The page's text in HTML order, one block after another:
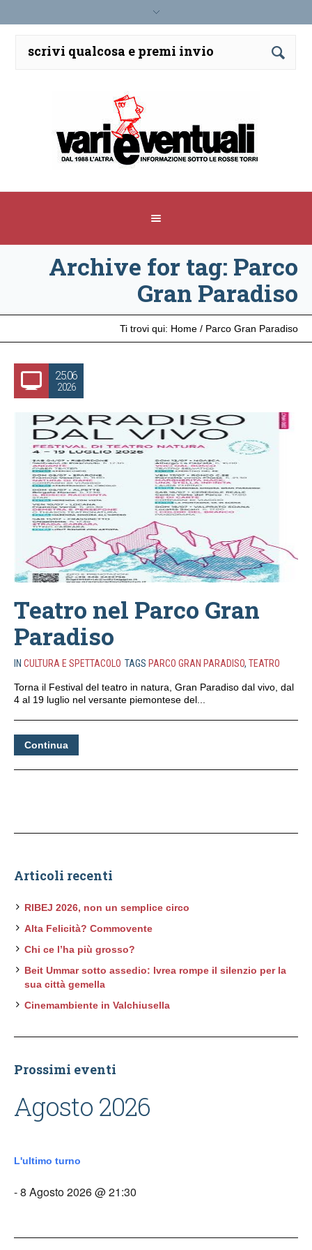
Archive for tag: Parco
Gran Paradiso
Ti trovi qui: Home / Parco Gran Paradiso
25.06
2026
Teatro nel Parco Gran
Paradiso
IN CULTURA E SPETTACOLO TAGS PARCO GRAN PARADISO, TEATRO
Torna il Festival del teatro in natura, Gran Paradiso dal vivo, dal
4 al 19 luglio nel versante piemontese del...
Continua
Articoli recenti
RIBEJ 2026, non un semplice circo
Alta Felicità? Commovente
Chi ce l’ha più grosso?
Beit Ummar sotto assedio: Ivrea rompe il silenzio per la
sua città gemella
Cinemambiente in Valchiusella
Prossimi eventi
Agosto 2026
L'ultimo turno
- 8 Agosto 2026 @ 21:30